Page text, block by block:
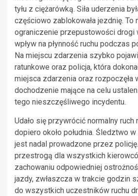
tyłu z ciężarówką. Siła uderzenia
częściowo zablokowała jezdnię. To
ograniczenie przepustowości drogi
wpływ na płynność ruchu podczas
Na miejscu zdarzenia szybko
ratunkowe oraz policja, która
miejsca zdarzenia oraz rozpoczęła
dochodzenie mające na celu
tego nieszczęśliwego incydentu.
Udało się przywrócić normalny ruch
dopiero około południa. Śledztwo
jest nadal prowadzone przez
przestrogą dla wszystkich
zachowaniu odpowiedniej
jazdy, zwłaszcza w trakcie godzin
do wszystkich uczestników ruchu